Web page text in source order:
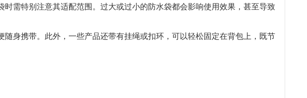
需特别注意其适配范围。过大或过小的防水袋都会影响使用效果，甚至导致
身携带。此外，一些产品还带有挂绳或扣环，可以轻松固定在背包上，既节